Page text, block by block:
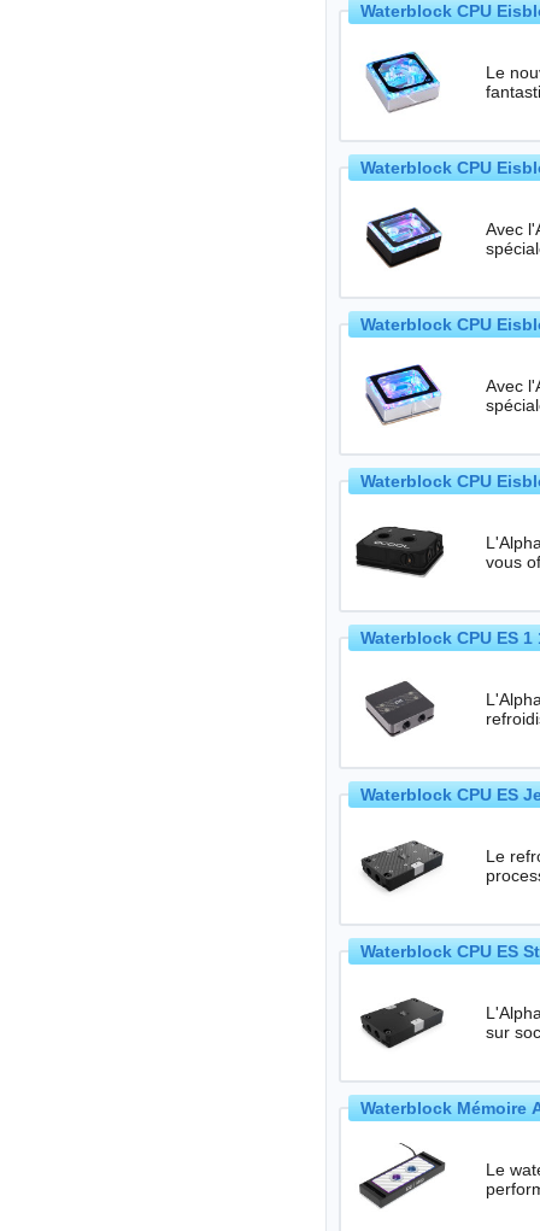
Waterblock CPU
Le
Waterblock CPU
Avec
Waterblock CPU
Avec
Waterblock CPU
Waterblock CPU ES
Waterblock CPU ES
Le
Waterblock CPU ES
sur
Waterblock Mémoire
Le